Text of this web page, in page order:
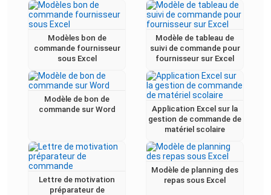
Modèles bon de
commande fournisseur
sous Excel
Modèle de tableau de
suivi de commande pour
fournisseur sur Excel
Modèle de bon de
commande sur Word
Application Excel sur la
gestion de commande de
matériel scolaire
Lettre de motivation
préparateur de
Modèle de planning des
repas sous Excel